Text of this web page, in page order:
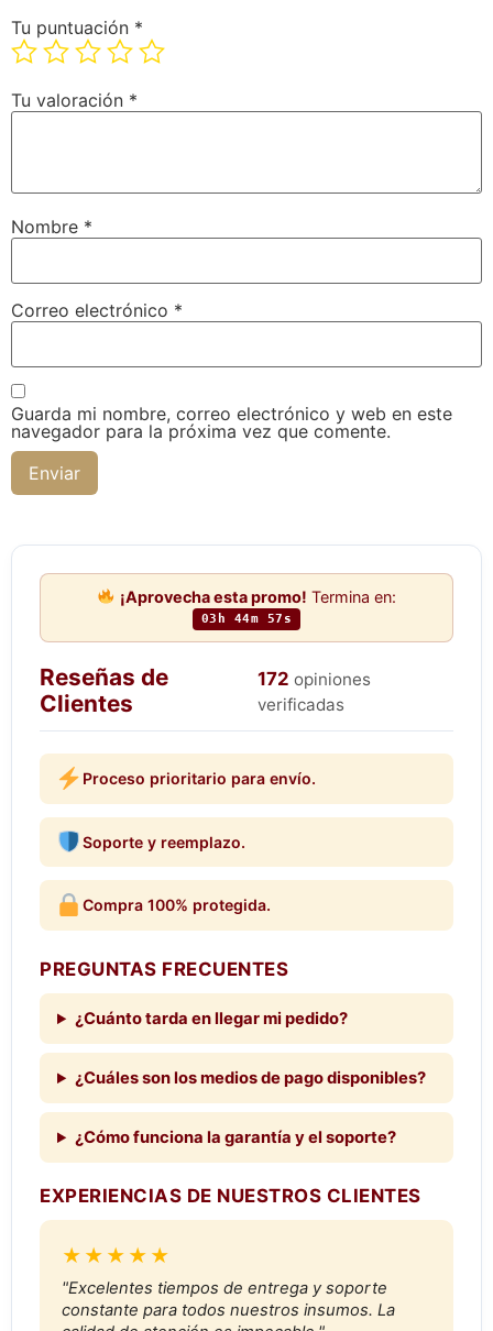
Tu puntuación *
Tu valoración *
Nombre *
Correo electrónico *
Guarda mi nombre, correo electrónico y web en este
navegador para la próxima vez que comente.
¡Aprovecha esta promo! Termina en:
03h 44m 56s
Reseñas de
Clientes
172 opiniones
verificadas
Proceso prioritario para envío.
Soporte y reemplazo.
Compra 100% protegida.
PREGUNTAS FRECUENTES
¿Cuánto tarda en llegar mi pedido?
¿Cuáles son los medios de pago disponibles?
¿Cómo funciona la garantía y el soporte?
EXPERIENCIAS DE NUESTROS CLIENTES
★★★★★
"Excelentes tiempos de entrega y soporte
constante para todos nuestros insumos. La